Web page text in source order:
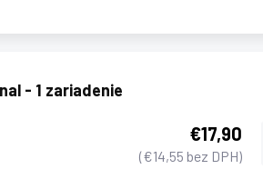
- 1 zariadenie
€17,90
(€14,55 bez DPH)